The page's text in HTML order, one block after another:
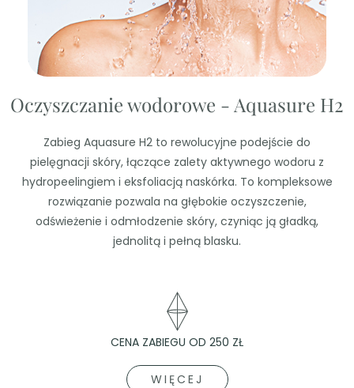
Oczyszczanie wodorowe - Aquasure H2
Zabieg Aquasure H2 to rewolucyjne podejście do
pielęgnacji skóry, łączące zalety aktywnego wodoru z
hydropeelingiem i eksfoliacją naskórka. To kompleksowe
rozwiązanie pozwala na głębokie oczyszczenie,
odświeżenie i odmłodzenie skóry, czyniąc ją gładką,
jednolitą i pełną blasku.
CENA ZABIEGU OD 250 ZŁ
WIĘCEJ